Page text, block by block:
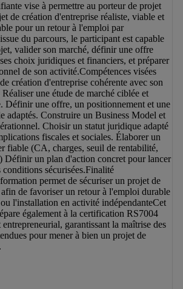
vise à permettre au porteur de projet
de création d'entreprise réaliste, viable et
pour un retour à l'emploi par
du parcours, le participant est capable
valider son marché, définir une offre
choix juridiques et financiers, et préparer
de son activité.Compétences visées
création d'entreprise cohérente avec son
une étude de marché ciblée et
Définir une offre, un positionnement et une
adaptés. Construire un Business Model et
Choisir un statut juridique adapté
fiscales et sociales. Élaborer un
fiable (CA, charges, seuil de rentabilité,
Définir un plan d'action concret pour lancer
conditions sécurisées.Finalité
permet de sécuriser un projet de
de favoriser un retour à l'emploi durable
l'installation en activité indépendanteCet
également à la certification RS7004
garantissant la maîtrise des
pour mener à bien un projet de